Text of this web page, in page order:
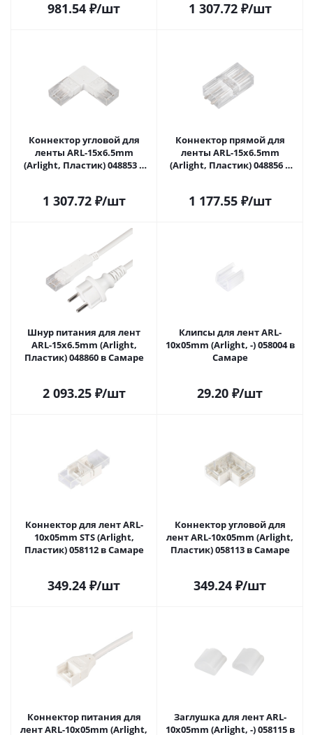
981.54 ₽/шт 1 307.72₽/шт
Коннектор угловой для
ленты ARL-15x6.5mm
(Arlight, Пластик) 048853 в
1 307.72₽/шт
Коннектор прямой для
ленты ARL-15x6.5mm
(Arlight, Пластик) 048856 в
1 177.55₽/шт
Шнур питания для лент
ARL-15x6.5mm (Arlight,
Пластик) 048860 в Самаре
2 093.25₽/шт
Клипсы для лент ARL-
10x05mm (Arlight, -) 058004 в
Самаре
29.20 ₽/шт
Коннектор для лент ARL-
10x05mm STS (Arlight,
Пластик) 058112 в Самаре
349.24 ₽/шт
Коннектор угловой для
лент ARL-10x05mm (Arlight,
Пластик) 058113 в Самаре
349.24 ₽/шт
Коннектор питания для
лент ARL-10x05mm (Arlight,
Заглушка для лент ARL-
10x05mm (Arlight, -) 058115 в